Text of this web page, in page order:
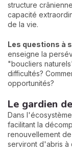
structure
capacité
de la vie.
Les questions à
enseigne la
"boucliers
difficultés?
opportunités?
Le gardien
Dans
facilitant la
renouvellement
serviront d'abris à